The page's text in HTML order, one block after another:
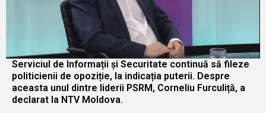
Serviciul de Informații și Securitate continuă să fileze
politicienii de opoziție, la indicația puterii. Despre
aceasta unul dintre liderii PSRM, Corneliu Furculiță, a
declarat la NTV Moldova.